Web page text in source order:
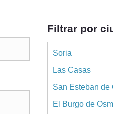
Filtrar por
Soria
Las Casas
San Esteban de
El Burgo de